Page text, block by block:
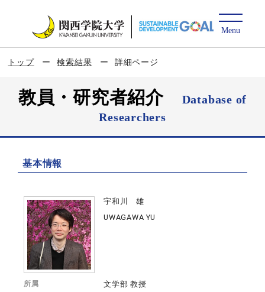
トップ 検索結果 詳細ページ
教員・研究者紹介
Database of
Researchers
基本情報
宇和川 雄
UWAGAWA YU
所属 文学部 教授